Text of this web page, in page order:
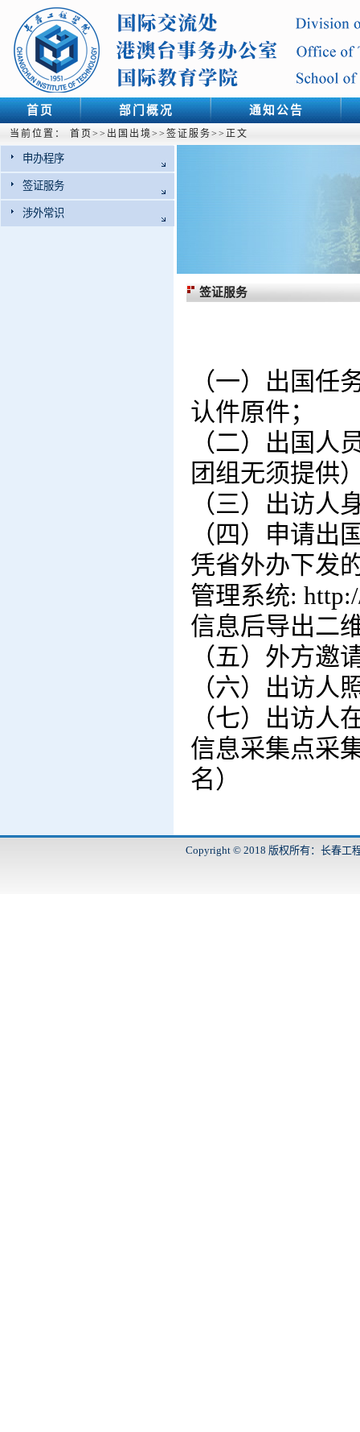
首页 部门概况 通知公告
当前位置： 首页 >> 出国出境>> 签证服务>> 正文
申办程序
签证服务
涉外常识
签证服务
（一）出国任
认件原件；
（二）出国人
团组无须提供
（三）出访人
（四）申请出
凭省外办下发
管理系统:
信息后导出二
（五）外方邀
（六）出访人
（七）出访人
信息采集点采
名）
Copyright © 2018 版权所有：长春工